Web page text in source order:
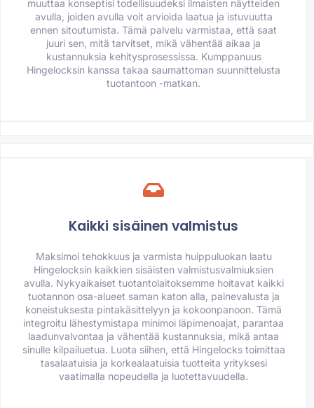
muuttaa konseptisi todellisuudeksi ilmaisten näytteiden
avulla, joiden avulla voit arvioida laatua ja istuvuutta
ennen sitoutumista. Tämä palvelu varmistaa, että saat
juuri sen, mitä tarvitset, mikä vähentää aikaa ja
kustannuksia kehitysprosessissa. Kumppanuus
Hingelocksin kanssa takaa saumattoman suunnittelusta
tuotantoon -matkan.
Kaikki sisäinen valmistus
Maksimoi tehokkuus ja varmista huippuluokan laatu
Hingelocksin kaikkien sisäisten valmistusvalmiuksien
avulla. Nykyaikaiset tuotantolaitoksemme hoitavat kaikki
tuotannon osa-alueet saman katon alla, painevalusta ja
koneistuksesta pintakäsittelyyn ja kokoonpanoon. Tämä
integroitu lähestymistapa minimoi läpimenoajat, parantaa
laadunvalvontaa ja vähentää kustannuksia, mikä antaa
sinulle kilpailuetua. Luota siihen, että Hingelocks toimittaa
tasalaatuisia ja korkealaatuisia tuotteita yrityksesi
vaatimalla nopeudella ja luotettavuudella.